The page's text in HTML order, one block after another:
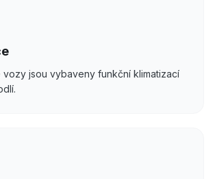
vozy jsou vybaveny funkční klimatizací